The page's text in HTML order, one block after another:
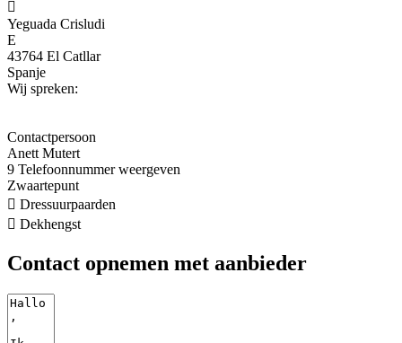

Yeguada Crisludi
E
43764 El Catllar
Spanje
Wij spreken:
Contactpersoon
Anett Mutert
9 Telefoonnummer weergeven
Zwaartepunt
 Dressuurpaarden
 Dekhengst
Contact opnemen met aanbieder